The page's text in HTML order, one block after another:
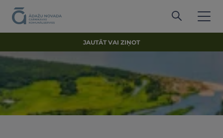
JAUTĀT VAI ZIŅOT